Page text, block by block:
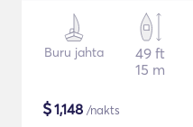
Buru jahta
49 ft
15 m
$1,148 /nakts